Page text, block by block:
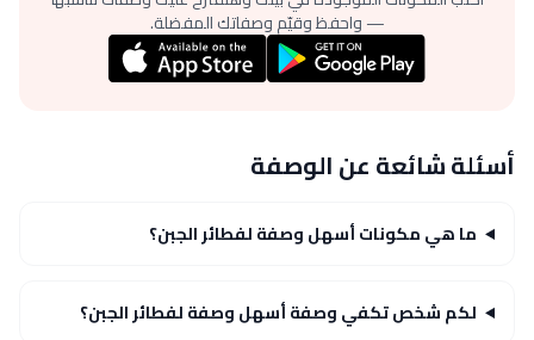
— واحفظ وقيّم وصفاتك المفضلة.
أسئلة شائعة عن الوصفة
ما هي مكونات أسهل وصفة لفطائر الجبن؟
لكم شخص تكفي وصفة أسهل وصفة لفطائر الجبن؟